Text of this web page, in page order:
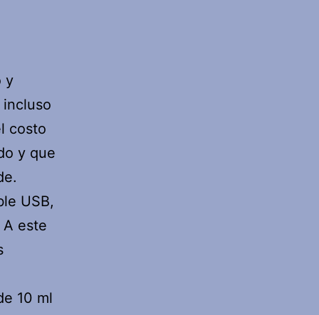
y
costo
y que
USB,
este
10 ml